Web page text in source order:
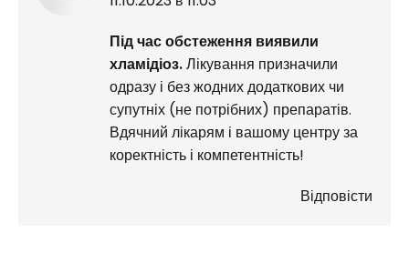
Під час обстеження виявили
хламідіоз.Лікування призначили
одразу і без жодних додаткових чи
супутніх (не потрібних) препаратів.
Вдячний лікарям і вашому центру за
коректність і компетентність!
Відповісти